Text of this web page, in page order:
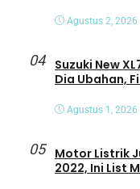
Agustus 2, 2026
04
Suzuki New
Dia Ubahan,
Agustus 1, 2026
05
Motor Listrik
2022, Ini List